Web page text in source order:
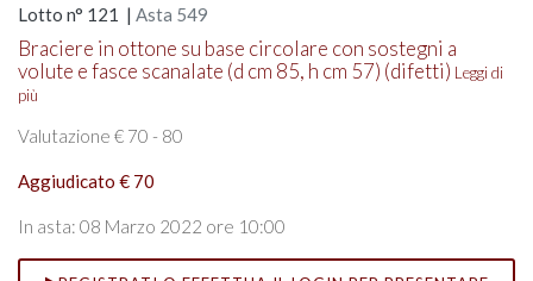
Lotto n° 121 | Asta 549
Braciere in ottone su base circolare con sostegni a
volute e fasce scanalate (d cm 85, h cm 57) (difetti) Leggi di
più
Valutazione € 70 - 80
Aggiudicato € 70
In asta: 08 Marzo 2022 ore 10:00